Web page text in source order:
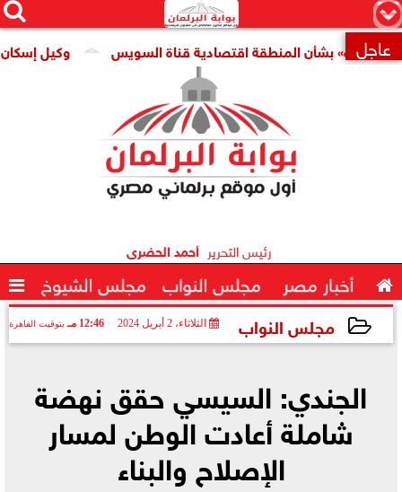
×


 عاجل وكيل إسكان بشأن المنطقة اقتصادية قناة السويس
رئيس التحرير أحمد الحضرى
 أخبار مصر مجلس النواب مجلس الشيوخ 
مجلس النواب الثلاثاء، 2 أبريل 2024 12:46 مـ بتوقيت القاهرة
الجندي: السيسي حقق نهضة
شاملة أعادت الوطن لمسار
الإصلاح والبناء